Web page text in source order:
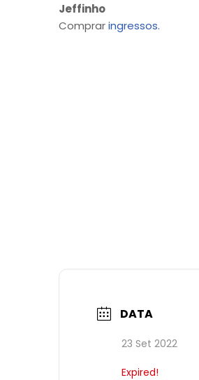
Jeffinho
Compraringressos.
DATA
23 Set 2022
Expired!